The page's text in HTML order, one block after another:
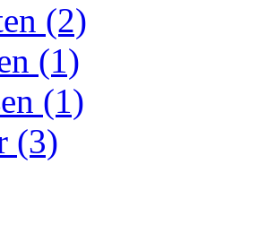
(2)
(1)
(1)
(3)